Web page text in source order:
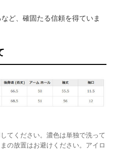
ど、確固たる信頼を得ていま
てください。濃色は単独で洗って
の放置はお避けください。アイロ